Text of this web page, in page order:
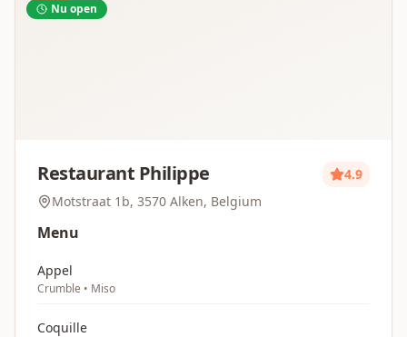
Nu open
Restaurant Philippe
4.9
Motstraat 1b, 3570 Alken, Belgium
Menu
Appel
Crumble • Miso
Coquille